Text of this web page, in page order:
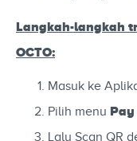
Langkah-langkah
OCTO:
Masuk ke
Pilih menu Pay
Lalu Scan QR